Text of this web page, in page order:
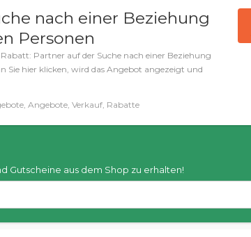
nach einer Beziehung
Personen
Partner auf der Suche nach einer Beziehung
Sie hier klicken, wird das Angebot angezeigt und
Angebote, Verkauf, Rabatte
Gutscheine aus dem Shop zu erhalten!